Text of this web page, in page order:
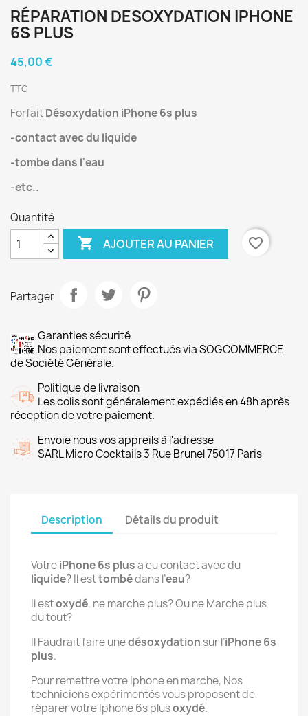
RÉPARATION DESOXYDATION IPHONE
6S PLUS
45,00 €
TTC
ForfaitDésoxydation iPhone 6s plus
-contact avec du liquide
-tombe dans l'eau
-etc..
Quantité
 AJOUTER AU PANIER favorite_border
Partager
Garanties sécurité
Nos paiement sont effectués via SOGCOMMERCE
de Société Générale.
Politique de livraison
Les colis sont généralement expédiés en 48h après
réception de votre paiement.
Envoie nous vos appreils à l'adresse
SARL Micro Cocktails 3 Rue Brunel 75017 Paris
Description Détails du produit
VotreiPhone 6s plusa eu contact avec du
liquide? Il esttombédans l’eau?
Il estoxydé, ne marche plus? Ou ne Marche plus
du tout?
Il Faudrait faire unedésoxydation sur l’iPhone 6s
plus.
Pour remettre votre Iphone en marche, Nos
techniciens expérimentés vous proposent de
réparer votre Iphone 6s plusoxydé.